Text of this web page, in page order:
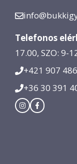
Telefonos
17.00, SZO: 9-
+421 907
+36 30 391